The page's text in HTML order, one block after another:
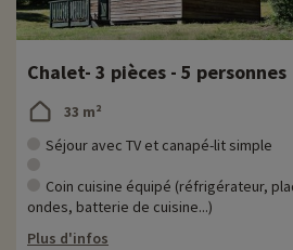
Chalet- 3 pièces - 5 personnes
33 m²
Séjour avec TV et canapé-lit simple
Coin cuisine équipé (réfrigérateur,
ondes, batterie de cuisine...)
Plus d'infos